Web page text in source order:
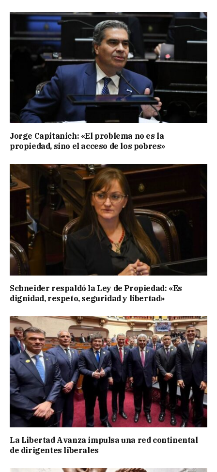
Jorge Capitanich: «El problema no es la
propiedad, sino el acceso de los pobres»
Schneider respaldó la Ley de Propiedad: «Es
dignidad, respeto, seguridad y libertad»
La Libertad Avanza impulsa una red continental
de dirigentes liberales